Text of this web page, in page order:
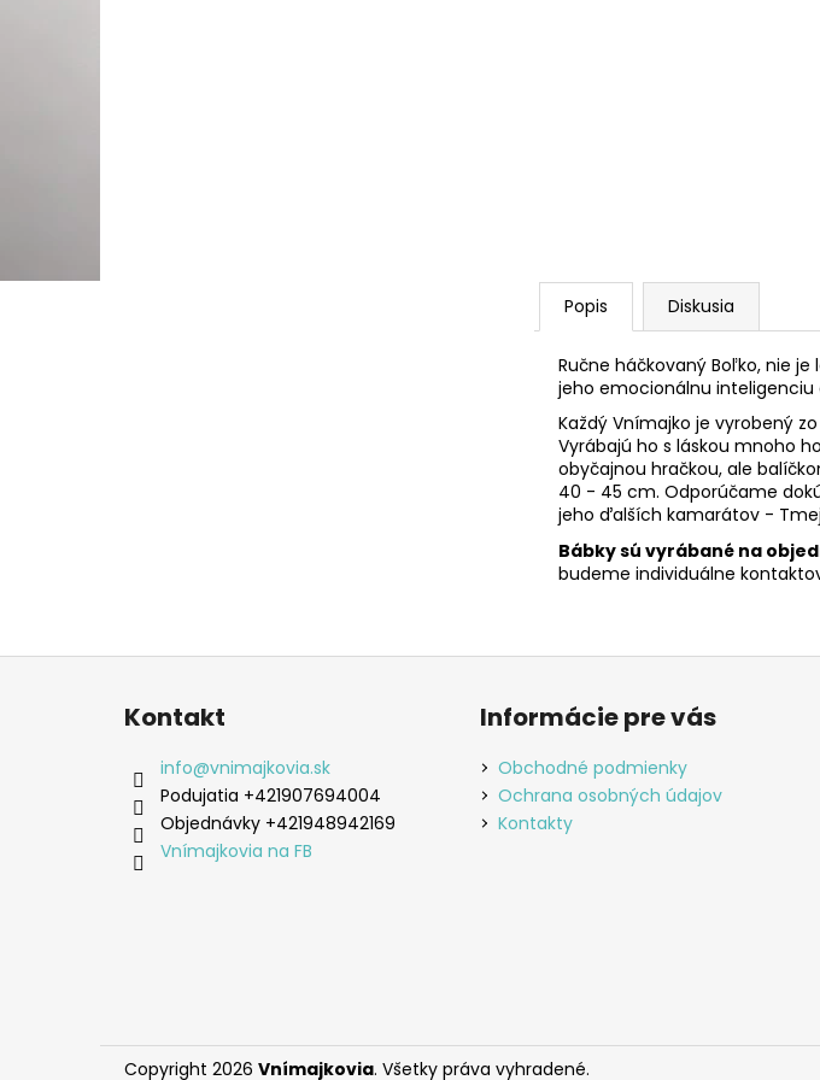
Popis Diskusia
Ručne háčkovaný Boľko, nie
jeho emocionálnu
Každý Vnímajko je vyrobený
Vyrábajú ho s láskou mnoho
obyčajnou hračkou, ale
40 - 45 cm. Odporúčame
jeho ďalších kamarátov -
Bábky sú vyrábané na
budeme individuálne
Z
Kontakt
info@vnimajkovia.sk
Podujatia +421907694004
Objednávky +421948942169
Vnímajkovia na FB
Informácie pre vás
Obchodné podmienky
Ochrana osobných údajov
Kontakty
Copyright 2026 Vnímajkovia. Všetky práva vyhradené.